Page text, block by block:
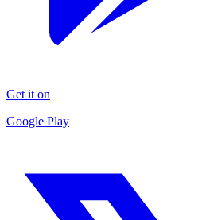
Get it on
Google Play